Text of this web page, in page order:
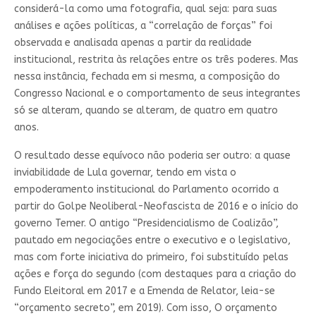
considerá-la como uma fotografia, qual seja: para suas
análises e ações políticas, a “correlação de forças” foi
observada e analisada apenas a partir da realidade
institucional, restrita às relações entre os três poderes. Mas
nessa instância, fechada em si mesma, a composição do
Congresso Nacional e o comportamento de seus integrantes
só se alteram, quando se alteram, de quatro em quatro
anos.
O resultado desse equívoco não poderia ser outro: a quase
inviabilidade de Lula governar, tendo em vista o
empoderamento institucional do Parlamento ocorrido a
partir do Golpe Neoliberal-Neofascista de 2016 e o início do
governo Temer. O antigo “Presidencialismo de Coalizão”,
pautado em negociações entre o executivo e o legislativo,
mas com forte iniciativa do primeiro, foi substituído pelas
ações e força do segundo (com destaques para a criação do
Fundo Eleitoral em 2017 e a Emenda de Relator, leia-se
“orçamento secreto”, em 2019). Com isso, O orçamento